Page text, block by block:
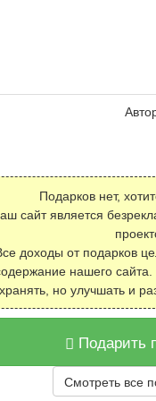
Подарков нет,
сайт является
доходы от подарков
нашего сайта.
но улучшать и
Подарить
Смотреть все